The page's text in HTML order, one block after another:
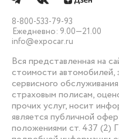
8-800-533-79-93
Ежедневно: 9.00—21.00
info@expocar.ru
Вся представленная на
стоимости автомобилей,
сервисного
страховым полисам,
прочих услуг, носит
является публичной
положениями ст. 437 (2)